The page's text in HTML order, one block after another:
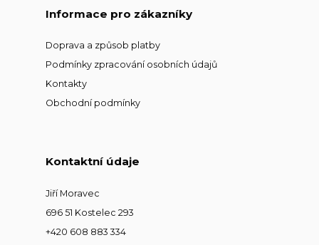
Informace pro zákazníky
Doprava a způsob platby
Podmínky zpracování osobních údajů
Kontakty
Obchodní podmínky
Kontaktní údaje
Jiří Moravec
696 51 Kostelec 293
+420 608 883 334